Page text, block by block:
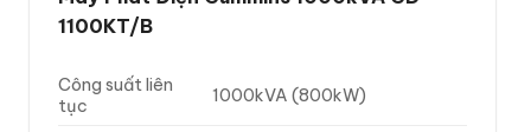
1100KT/B
Công suất liên
tục
1000kVA (800kW)